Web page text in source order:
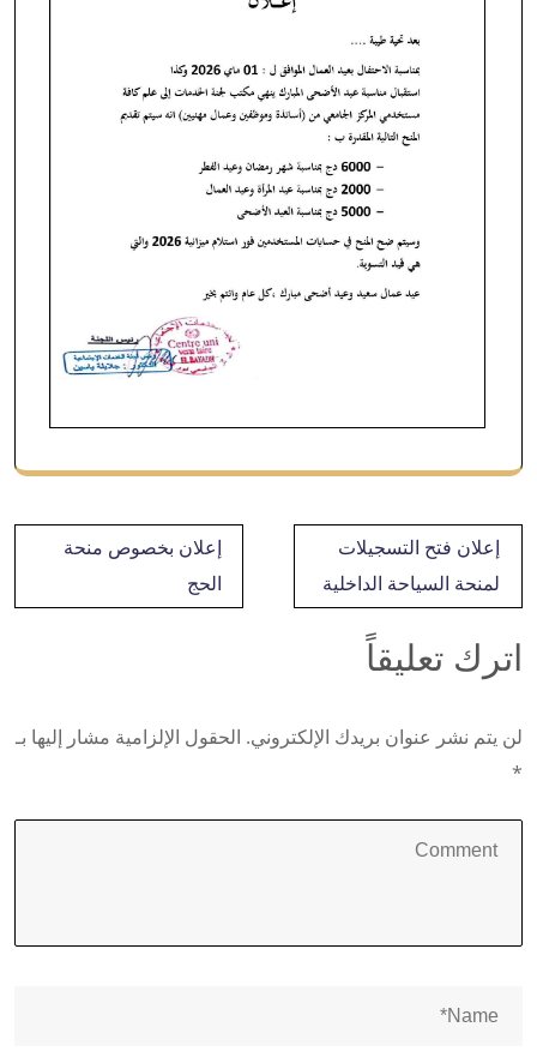
تصفّح
المقالات
إعلان بخصوص منحة
الحج
إعلان فتح التسجيلات
لمنحة السياحة الداخلية
اترك تعليقاً
لن يتم نشر عنوان بريدك الإلكتروني. الحقول الإلزامية مشار إليها بـ
*